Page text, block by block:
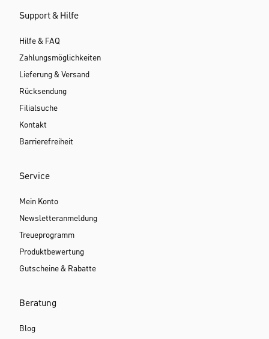
Support & Hilfe
Hilfe & FAQ
Zahlungsmöglichkeiten
Lieferung & Versand
Rücksendung
Filialsuche
Kontakt
Barrierefreiheit
Service
Mein Konto
Newsletteranmeldung
Treueprogramm
Produktbewertung
Gutscheine & Rabatte
Beratung
Blog